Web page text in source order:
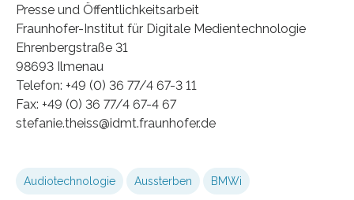
Presse und Öffentlichkeitsarbeit
Fraunhofer-Institut für Digitale Medientechnologie
Ehrenbergstraße 31
98693 Ilmenau
Telefon: +49 (0) 36 77/4 67-3 11
Fax: +49 (0) 36 77/4 67-4 67
stefanie.theiss@idmt.fraunhofer.de
Audiotechnologie Aussterben BMWi